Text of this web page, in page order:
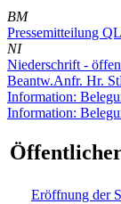
BM
Pressemitteilung
NI
Niederschrift -
Beantw.Anfr. Hr.
Information:
Information:
Eröffnung der